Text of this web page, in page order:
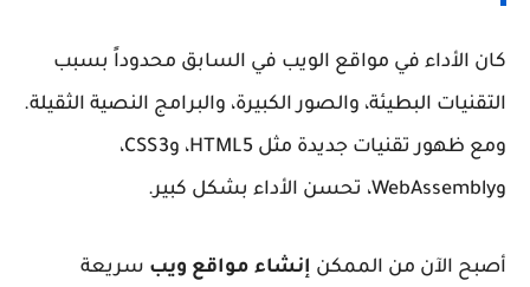
كان الأداء في مواقع الويب في السابق محدوداً بسبب
التقنيات البطيئة، والصور الكبيرة، والبرامج النصية الثقيلة.
ومع ظهور تقنيات جديدة مثل HTML5، وCSS3،
وWebAssembly، تحسن الأداء بشكل كبير.
أصبح الآن من الممكن إنشاء مواقع ويب سريعة